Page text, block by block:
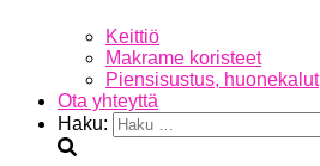
Keittiö
Makrame koristeet
Piensisustus, huonekalut
Ota yhteyttä
Haku: